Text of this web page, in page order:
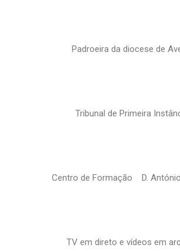
Padroeira da diocese de
Tribunal de Primeira
Centro de Formação D.
TV em direto e vídeos em